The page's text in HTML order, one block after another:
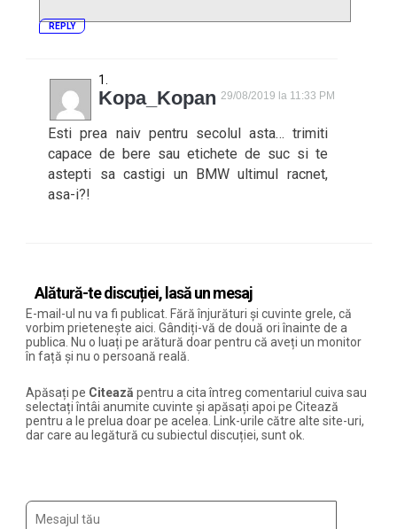
REPLY
Kopa_Kopan 29/08/2019 la 11:33 PM
Esti prea naiv pentru secolul asta… trimiti
capace de bere sau etichete de suc si te
astepti sa castigi un BMW ultimul racnet,
asa-i?!
Alătură-te discuției, lasă un mesaj
E-mail-ul nu va fi publicat. Fără înjurături și cuvinte grele, că
vorbim prietenește aici. Gândiți-vă de două ori înainte de a
publica. Nu o luați pe arătură doar pentru că aveți un monitor
în față și nu o persoană reală.
Apăsați pe Citează pentru a cita întreg comentariul cuiva sau
selectați întâi anumite cuvinte și apăsați apoi pe Citează
pentru a le prelua doar pe acelea. Link-urile către alte site-uri,
dar care au legătură cu subiectul discuției, sunt ok.